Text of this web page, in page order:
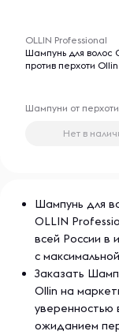
OLLIN Professional
Шампунь для волос
против перхоти Ollin
Шампуни от перхоти
Нет в
Шампунь для
OLLIN
всей России в
с
Заказать
Ollin на
уверенностью
ожиданием